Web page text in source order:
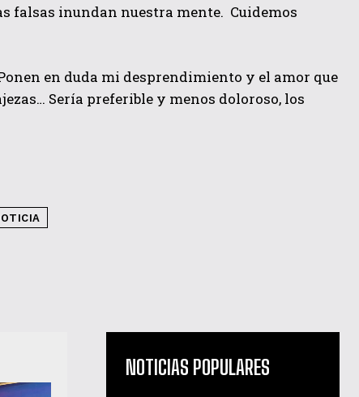
falsas inundan nuestra mente. Cuidemos
en duda mi desprendimiento y el amor que
Sería preferible y menos doloroso, los
NOTICIAS POPULARES